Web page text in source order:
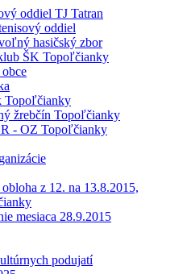
oddiel TJ Tatran
oddiel
hasičský zbor
ŠK Topoľčianky
Topoľčianky
žrebčín Topoľčianky
- OZ Topoľčianky
z 12. na 13.8.2015,
mesiaca 28.9.2015
podujatí